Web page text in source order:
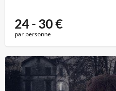
24 - 30€
par personne